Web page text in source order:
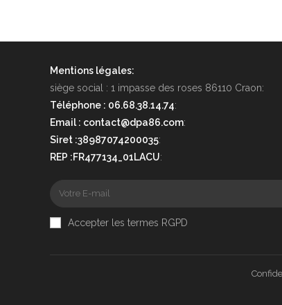
Mentions légales:
siège social : 1 impasse des roses 86110 Craon:
Téléphone : 06.68.38.14.74:
Email : contact@dpa86.com:
Siret :38987074200035:
REP :FR477134_01LACU:
Accepter les termes RGPD